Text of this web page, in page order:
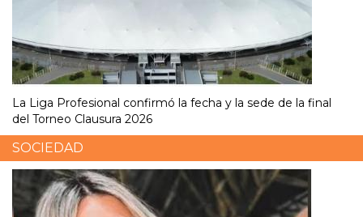
La Liga Profesional confirmó la fecha y la sede de la final
del Torneo Clausura 2026
SOCIEDAD